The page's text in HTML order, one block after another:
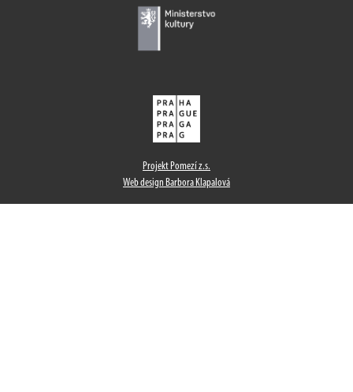
Projekt Pomezí z.s.
Web design Barbora Klapalová